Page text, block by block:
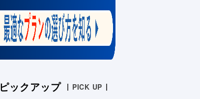
ピックアップ PICK UP